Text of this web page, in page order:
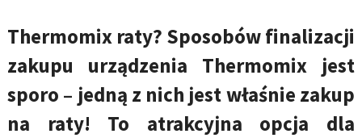
Thermomix raty? Sposobów finalizacji
zakupu urządzenia Thermomix jest
sporo – jedną z nich jest właśnie zakup
na raty! To atrakcyjna opcja dla